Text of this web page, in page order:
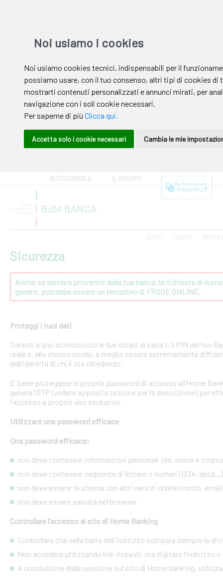
ISTITUZIONALE IL GRUPPO
CONTI CARTE MUTUI
Sicurezza
Anche se sembra provenire dalla tua banca, la richiesta di
genere, potrebbe essere un tentativo di FRODE ONLINE.
Proteggi i tuoi dati
Daresti a uno sconosciuto le tue chiavi di casa o il PIN del tuo
reale e, allo stesso modo, è meglio essere estremamente
dell'identità di chi li sta chiedendo.
E’ bene proteggere le proprie password di accesso all’Home
genera l’OTP (vedere apposita sezione per la descrizione) per
l’accesso a proprio uso esclusivo.
Utilizzare una password efficace
Una password efficace:
non deve contenere informazioni personali (es. nome e
non deve contenere sequenze di lettere o numeri (1234, abcd...)
non deve essere la stessa con altri servizi online (conto,
non deve essere salvata nel browser
Controllare l’accesso al sito di Home Banking
Controllare che nella barra dell'indirizzo compaia sempre la
Non accedere utilizzando link ricevuti, ma digitare l’indirizzo
A conclusione della sessione sul sito di Home banking,